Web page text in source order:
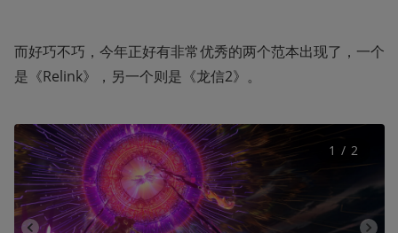
而好巧不巧，今年正好有非常优秀的两个范本出现了，一个
是《Relink》，另一个则是《龙信2》。
1 / 2